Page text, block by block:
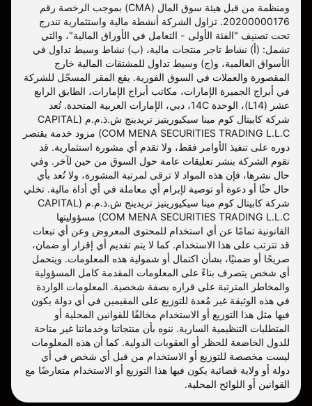
ومنظمة من قبل هيئة سوق المال (CMA) بموجب الرخصة رقم
20200000176. تزاول الشركة أنشطة مالية واستثمارية تندرج
تحت تصنيف "الفئة الأولى - التعامل في الأوراق المالية"، والتي
تشمل: (أ) نشاط تاجر منتجات مالية، (ب) نشاط وسيط تداول في
الأسواق العالمية، و(ج) وسيط تداول للمشتقات المالية خارج
المقصورة والعملات في السوق الفورية. يقع المقر المسجّل للشركة
في أبراج الجميرة الإمارات، مكاتب أبراج الإمارات، الطابق الرابع
عشر (L14)، الوحدة 14C، دبي، الإمارات العربية المتحدة. تُعد
شركة كابيتال كوم مينا سيكيوريتيز تريدينج ش.ذ.م.م (CAPITAL
COM MENA SECURITIES TRADING L.L.C) مزود خدمة يقتصر
دوره على تنفيذ الأوامر فقط، ولا تقدم أي مشورة استثمارية. قد
تقوم الشركة بنشر تعليقات عامة حول السوق من حين لآخر. وفي
حال نشرها، فإن هذه المواد لا ترقى لمرتبة المشورة، ولا تُعد بأي
حال حثًا أو دعوة أو توصية لإبرام أي معاملة في أي أداة مالية. تخلي
شركة كابيتال كوم مينا سيكيوريتيز تريدينج ش.ذ.م.م (CAPITAL
COM MENA SECURITIES TRADING L.L.C) مسؤوليتها
القانونية تمامًا عن أي استخدام للمحتوى المعروض وعن أي تبعات
قد تترتب على هذا الاستخدام. كما لا يتم تقديم أي إقرار أو ضمان،
صريحًا أو ضمنيًا، بشأن اكتمال أو شمولية هذه المعلومات. ويتحمل
أي شخص يتصرف بناءً على المعلومات المقدمة كامل المسؤولية
والمخاطر المترتبة على قراره بصفة شخصية. المعلومات الواردة
في هذه الوثيقة غير مُعدة للتوزيع على المقيمين في أي دولة يكون
فيها مثل هذا التوزيع أو الاستخدام مخالفًا للقوانين المحلية أو
المتطلبات التنظيمية السارية. ننوه بأن منتجاتنا وخدماتنا غير متاحة
للدول الخاضعة للحظر أو العقوبات الدولية. كما أن هذه المعلومات
ليست مخصصة للتوزيع أو الاستخدام من قبل أي شخص في أي
دولة أو ولاية قضائية يكون فيها هذا التوزيع أو الاستخدام متعارضًا مع
القوانين أو اللوائح المحلية.